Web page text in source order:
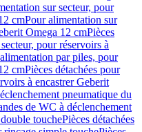
sur secteur, pour
cmPour alimentation sur
Omega 12 cmPièces
pour réservoirs à
par piles, pour
cmPièces détachées pour
à encastrer Geberit
pneumatique du
de WC à déclenchement
touchePièces détachées